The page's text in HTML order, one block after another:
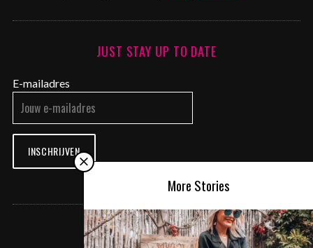
More Stories
JUST STAY UP TO DATE
E-mailadres
INSCHRIJVEN
CONTACT ME